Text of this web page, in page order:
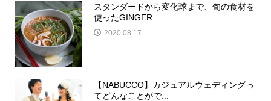
スタンダードから変化球まで、旬の食材を
使ったGINGER ...
2020.08.17
【NABUCCO】カジュアルウェディングっ
てどんなことがで...